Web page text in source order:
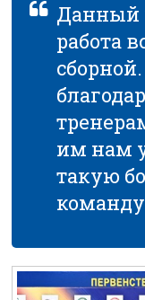
Данный
работа
им нам
такую